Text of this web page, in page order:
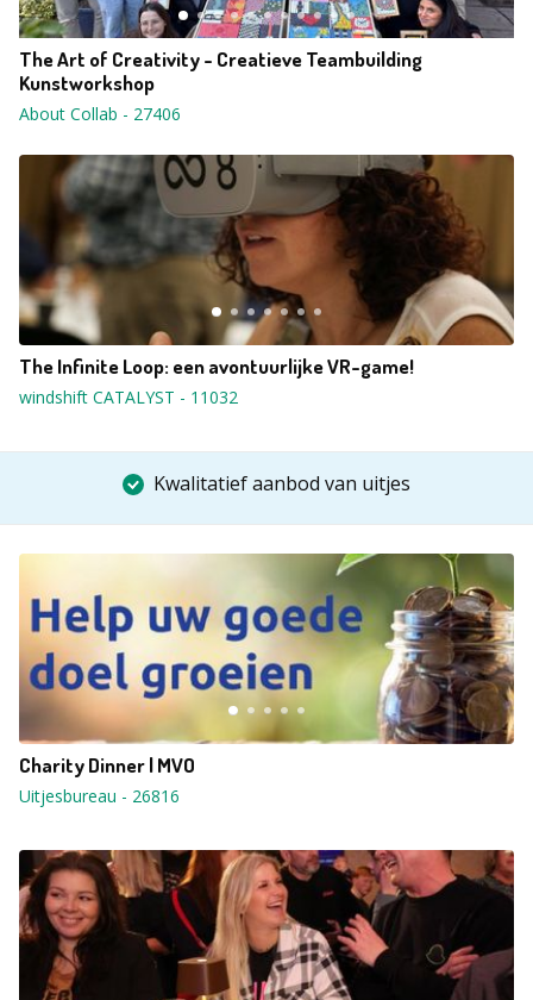
The Art of Creativity - Creatieve Teambuilding
Kunstworkshop
About Collab - 27406
The Infinite Loop: een avontuurlijke VR-game!
windshift CATALYST - 11032
Kwalitatief aanbod van uitjes
Charity Dinner | MVO
Uitjesbureau - 26816